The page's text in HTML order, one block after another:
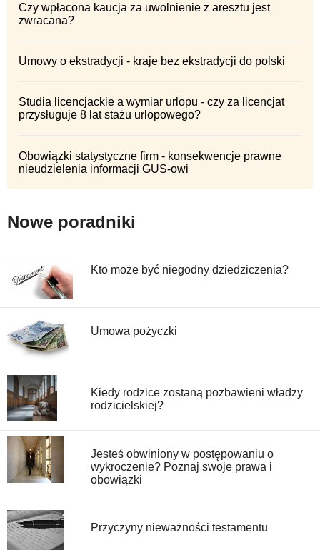
Czy wpłacona kaucja za uwolnienie z aresztu jest
zwracana?
Umowy o ekstradycji - kraje bez ekstradycji do polski
Studia licencjackie a wymiar urlopu - czy za licencjat
przysługuje 8 lat stażu urlopowego?
Obowiązki statystyczne firm - konsekwencje prawne
nieudzielenia informacji GUS-owi
Nowe poradniki
Kto może być niegodny dziedziczenia?
Umowa pożyczki
Kiedy rodzice zostaną pozbawieni władzy
rodzicielskiej?
Jesteś obwiniony w postępowaniu o
wykroczenie? Poznaj swoje prawa i
obowiązki
Przyczyny nieważności testamentu